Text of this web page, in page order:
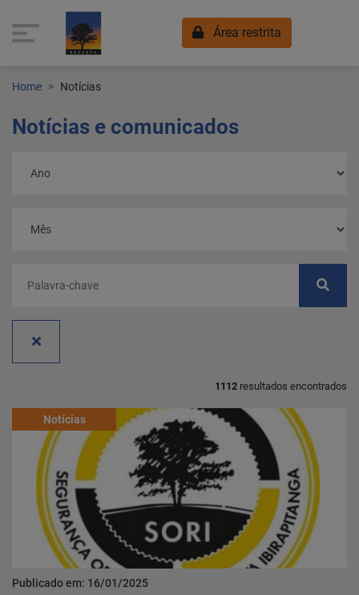
Área restrita
Notícias
Localização
Contato
Home Notícias
Notícias e comunicados
1112 resultados encontrados
Notícias
Publicado em: 16/01/2025